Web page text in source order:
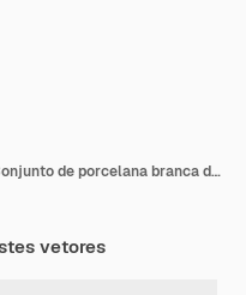
Coleção de vetores realistas Conjunto de porcelana branca de pratos e tigelas em vista frontal e superior
vetores